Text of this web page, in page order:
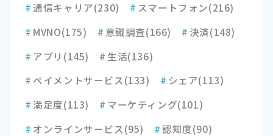
#通信キャリア(230) # スマートフォン(216)
# MVNO(175) # 意識調査(166) # 決済(148)
# アプリ (145) # 生活(136)
# ペイメントサービス(133) # シェア(113)
#満足度(113) # マーケティング(101)
# オンラインサービス(95) #認知度(90)